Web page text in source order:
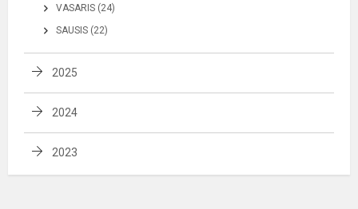
VASARIS (24)
SAUSIS (22)
2025
2024
2023